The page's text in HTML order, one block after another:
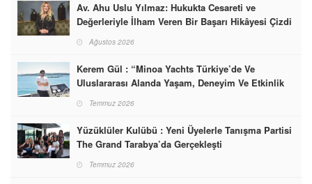
Av. Ahu Uslu Yılmaz: Hukukta Cesareti ve
Değerleriyle İlham Veren Bir Başarı Hikâyesi Çizdi
Ağustos 2026
Kerem Gül : “Minoa Yachts Türkiye’de Ve
Uluslararası Alanda Yaşam, Deneyim Ve Etkinlik
Temmuz 2026
Yüzüklüler Kulübü : Yeni Üyelerle Tanışma Partisi
The Grand Tarabya’da Gerçekleşti
Temmuz 2026